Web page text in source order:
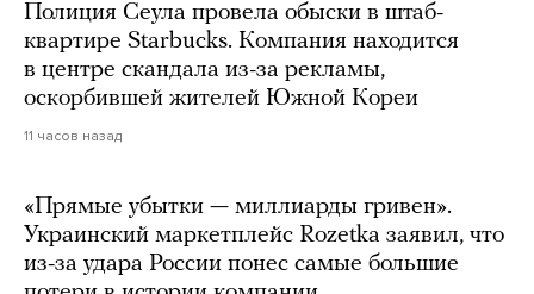
Полиция Сеула провела обыски в штаб-
квартире Starbucks. Компания находится
в центре скандала из-за рекламы,
оскорбившей жителей Южной Кореи
11 часов назад
«Прямые убытки — миллиарды гривен».
Украинский маркетплейс Rozetka заявил, что
из-за удара России понес самые большие